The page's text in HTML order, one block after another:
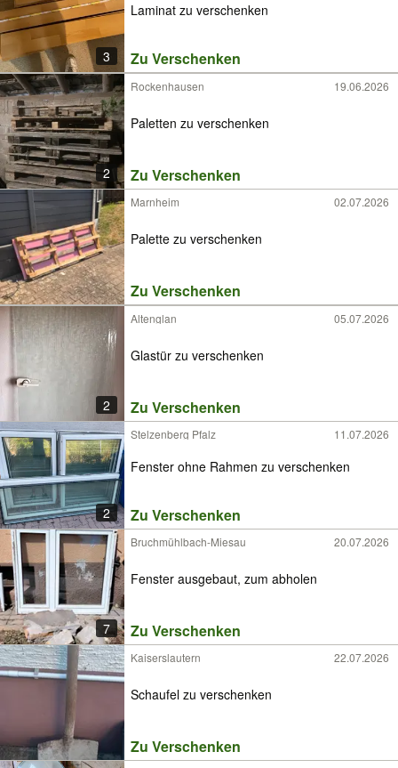
3
Laminat zu verschenken
Zu Verschenken
2
Rockenhausen 19.06.2026
Paletten zu verschenken
Zu Verschenken
Marnheim 02.07.2026
Palette zu verschenken
Zu Verschenken
2
Altenglan 05.07.2026
Glastür zu verschenken
Zu Verschenken
2
Stelzenberg Pfalz 11.07.2026
Fenster ohne Rahmen zu verschenken
Zu Verschenken
7
Bruchmühlbach-Miesau 20.07.2026
Fenster ausgebaut, zum abholen
Zu Verschenken
Kaiserslautern 22.07.2026
Schaufel zu verschenken
Zu Verschenken